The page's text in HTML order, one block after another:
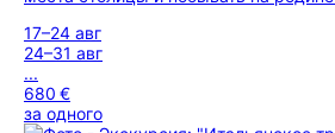
17–24 авг
24–31 авг
...
680 €
за одного